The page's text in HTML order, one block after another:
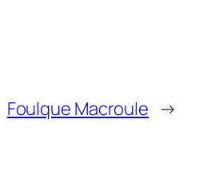
Foulque Macroule →